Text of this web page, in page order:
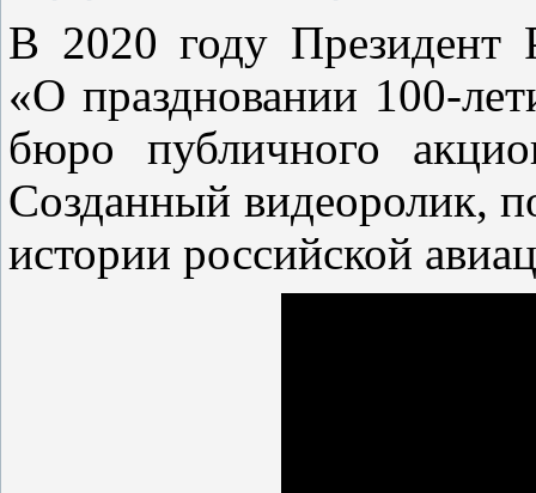
В 2020 году
«О праздновании 100-
бюро публичного
Созданный видеоролик,
истории российской